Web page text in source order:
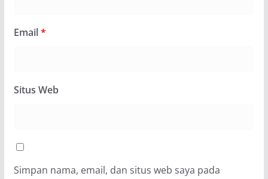
Email*
Situs Web
Simpan nama, email, dan situs web saya pada